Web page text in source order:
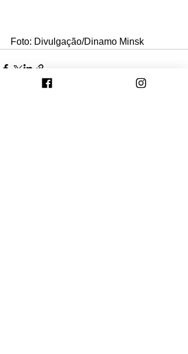
Foto: Divulgação/Dinamo Minsk